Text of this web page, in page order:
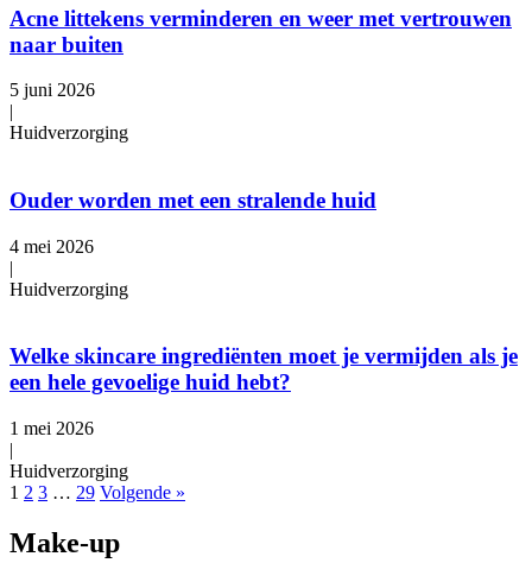
Acne littekens verminderen en weer met vertrouwen
naar buiten
5 juni 2026
|
Huidverzorging
Ouder worden met een stralende huid
4 mei 2026
|
Huidverzorging
Welke skincare ingrediënten moet je vermijden als je
een hele gevoelige huid hebt?
1 mei 2026
|
Huidverzorging
1 2 3 … 29 Volgende »
Make-up